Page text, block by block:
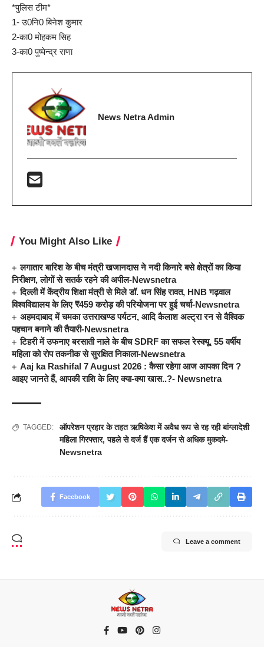
*पुलिस टीम*
1- उ0नि0 बिनेश कुमार
2-का0 मोहकम सिह
3-का0 पुष्पेन्द्र राणा
News Netra Admin
You Might Also Like
लगातार बारिश के बीच मंत्री खजानदास ने नदी किनारे बसे क्षेत्रों का किया
निरीक्षण, लोगों से सतर्क रहने की अपील-Newsnetra
दिल्ली में केंद्रीय शिक्षा मंत्री से मिले डॉ. धन सिंह रावत, HNB गढ़वाल
विश्वविद्यालय के लिए ₹459 करोड़ की परियोजना पर हुई चर्चा-Newsnetra
अहमदाबाद में चमका उत्तराखण्ड पर्यटन, आदि कैलाश अल्ट्रा रन से वैश्विक
पहचान बनाने की तैयारी-Newsnetra
टिहरी में उफनाए बरसाती नाले के बीच SDRF का सफल रेस्क्यू, 55 वर्षीय
महिला को रोप तकनीक से सुरक्षित निकाला-Newsnetra
Aaj ka Rashifal 7 August 2026 : कैसा रहेगा आज आपका दिन ?
आइए जानते हैं, आपकी राशि के लिए क्या-क्या खास..?- Newsnetra
TAGGED:
ऑपरेशन प्रहार के तहत ऋषिकेश में अवैध रूप से रह रही बांग्लादेशी
महिला गिरफ्तार,पहले से दर्ज हैं एक दर्जन से अधिक मुकदमे-
Newsnetra
Facebook
Leave a comment